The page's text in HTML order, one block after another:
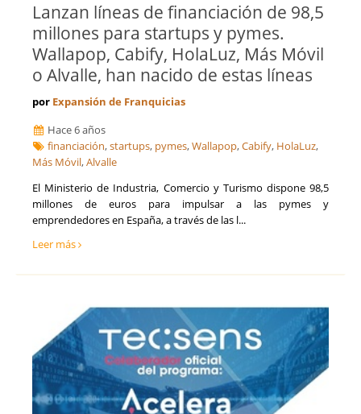
Lanzan líneas de financiación de 98,5
millones para startups y pymes.
Wallapop, Cabify, HolaLuz, Más Móvil
o Alvalle, han nacido de estas líneas
por Expansión de Franquicias
Hace 6 años
financiación,startups, pymes,Wallapop,Cabify, HolaLuz,
Más Móvil,Alvalle
El Ministerio de Industria, Comercio y Turismo dispone 98,5
millones de euros para impulsar a las pymes y
emprendedores en España, a través de las l...
Leer más